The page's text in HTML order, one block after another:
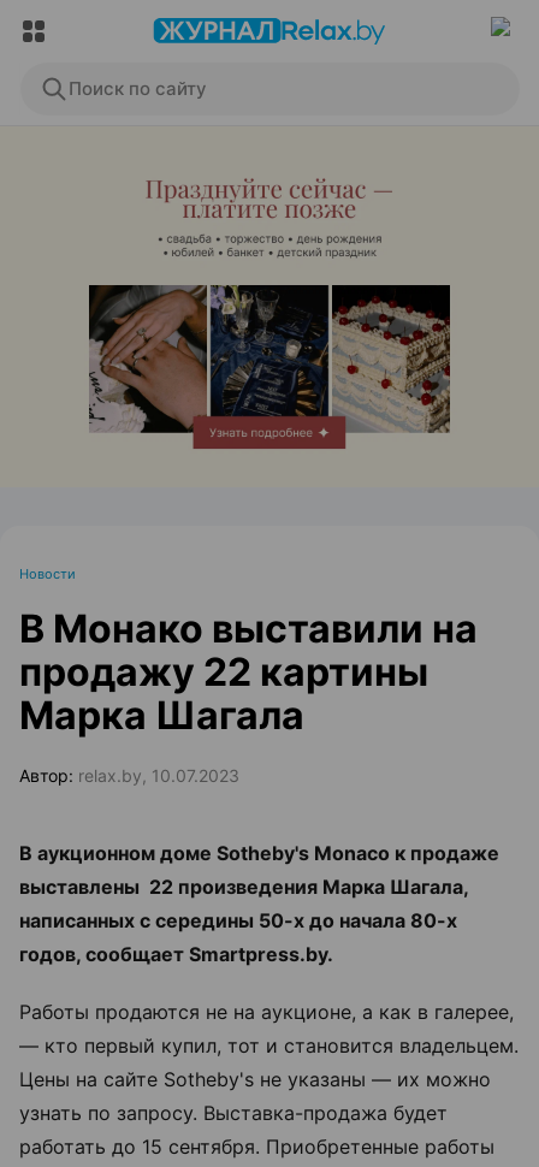
Поиск по сайту
ЭФФЕКТИВНАЯ РЕКЛАМА НА САЙТЕ
Новости
В Монако выставили на
продажу 22 картины
Марка Шагала
Автор: relax.by, 10.07.2023
В аукционном доме Sotheby's Monaco к продаже
выставлены 22 произведения Марка Шагала,
написанных с середины 50-х до начала 80-х
годов, сообщает Smartpress.by.
Работы продаются не на аукционе, а как в галерее,
— кто первый купил, тот и становится владельцем.
Цены на сайте Sotheby's не указаны — их можно
узнать по запросу. Выставка-продажа будет
работать до 15 сентября. Приобретенные работы